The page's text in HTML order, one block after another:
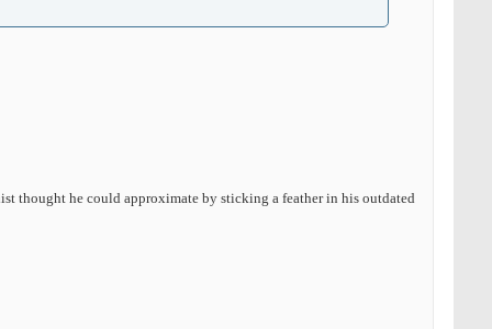
thought he could approximate by sticking a feather in his outdated